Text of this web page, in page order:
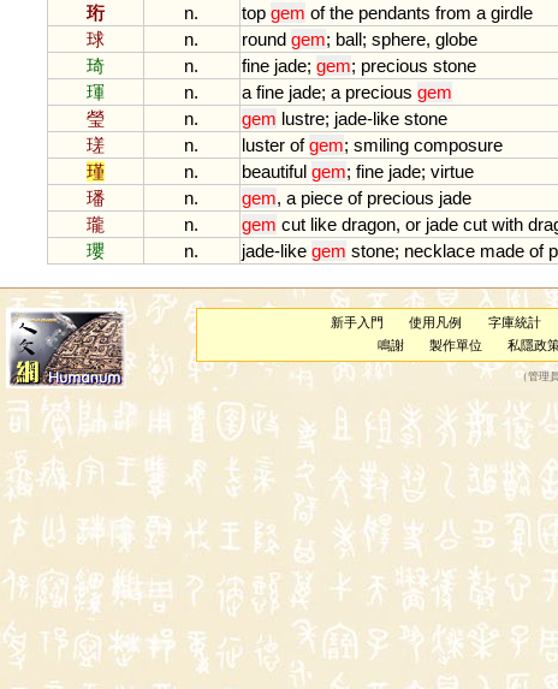
珩
n. top gem of the pendants from a girdle
球
n. round gem; ball; sphere, globe
琦
n. fine jade; gem; precious stone
琿
n. a fine jade; a precious gem
瑩
n. gem lustre; jade-like stone
瑳
n. luster of gem; smiling composure
瑾
n. beautiful gem; fine jade; virtue
璠
n. gem, a piece of precious jade
瓏
n. gem cut like dragon, or jade cut with
瓔
n. jade-like gem stone; necklace made of
新手入門 使用凡例 字庫統計
鳴謝
製作單位 私隱政
（管理員